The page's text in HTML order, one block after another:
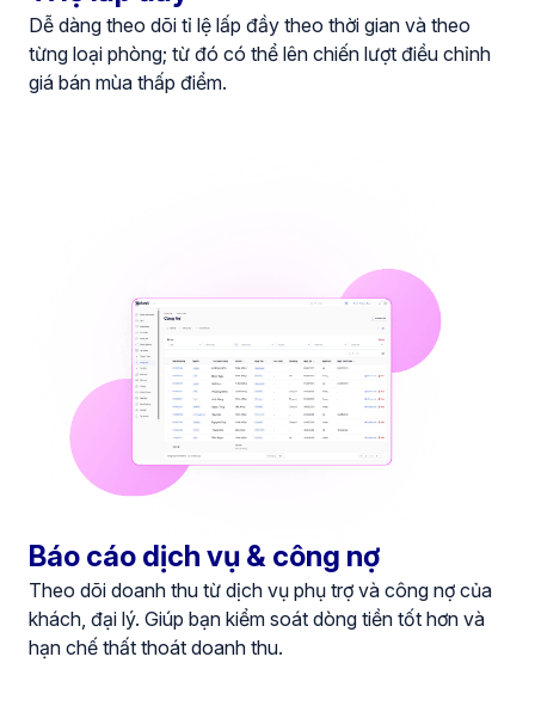
Dễ dàng theo dõi tỉ lệ lấp đầy theo thời gian và theo
từng loại phòng; từ đó có thể lên chiến lượt điều chỉnh
giá bán mùa thấp điểm.
Báo cáo dịch vụ & công nợ
Theo dõi doanh thu từ dịch vụ phụ trợ và công nợ của
khách, đại lý. Giúp bạn kiểm soát dòng tiền tốt hơn và
hạn chế thất thoát doanh thu.